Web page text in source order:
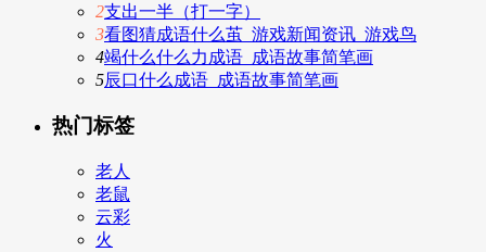
2支出一半（打一字）
3看图猜成语什么茧_游戏新闻资讯_游戏鸟
4竭什么什么力成语_成语故事简笔画
5辰口什么成语_成语故事简笔画
热门标签
老人
老鼠
云彩
火